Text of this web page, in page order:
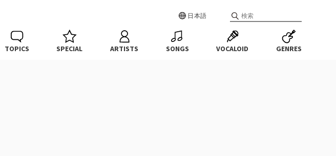
日本語
TOPICS SPECIAL ARTISTS SONGS VOCALOID GENRES